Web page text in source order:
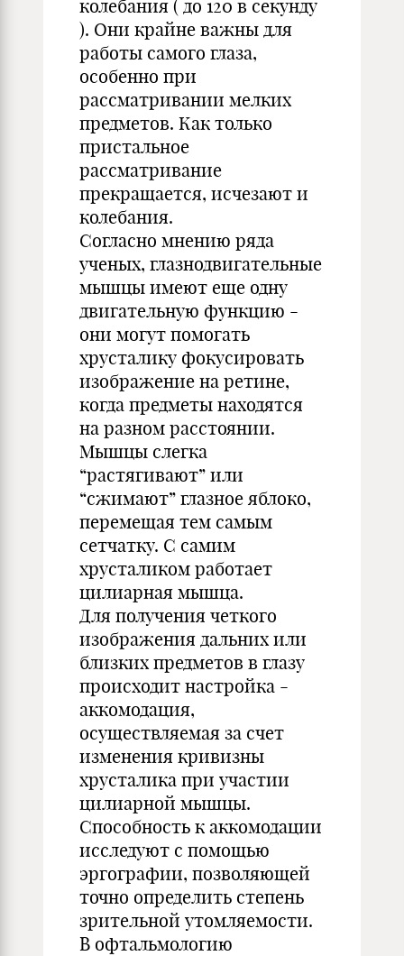
колебания ( до 120 в секунду
). Они крайне важны для
работы самого глаза,
особенно при
рассматривании мелких
предметов. Как только
пристальное
рассматривание
прекращается, исчезают и
колебания.
Согласно мнению ряда
ученых, глазнодвигательные
мышцы имеют еще одну
двигательную функцию -
они могут помогать
хрусталику фокусировать
изображение на ретине,
когда предметы находятся
на разном расстоянии.
Мышцы слегка
“растягивают” или
“сжимают” глазное яблоко,
перемещая тем самым
сетчатку. С самим
хрусталиком работает
цилиарная мышца.
Для получения четкого
изображения дальних или
близких предметов в глазу
происходит настройка -
аккомодация,
осуществляемая за счет
изменения кривизны
хрусталика при участии
цилиарной мышцы.
Способность к аккомодации
исследуют с помощью
эргографии, позволяющей
точно определить степень
зрительной утомляемости.
В офтальмологию